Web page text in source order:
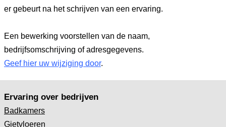
er gebeurt na het schrijven van een ervaring.
Een bewerking voorstellen van de naam,
bedrijfsomschrijving of adresgegevens.
Geef hier uw wijziging door.
Ervaring over bedrijven
Badkamers
Gietvloeren